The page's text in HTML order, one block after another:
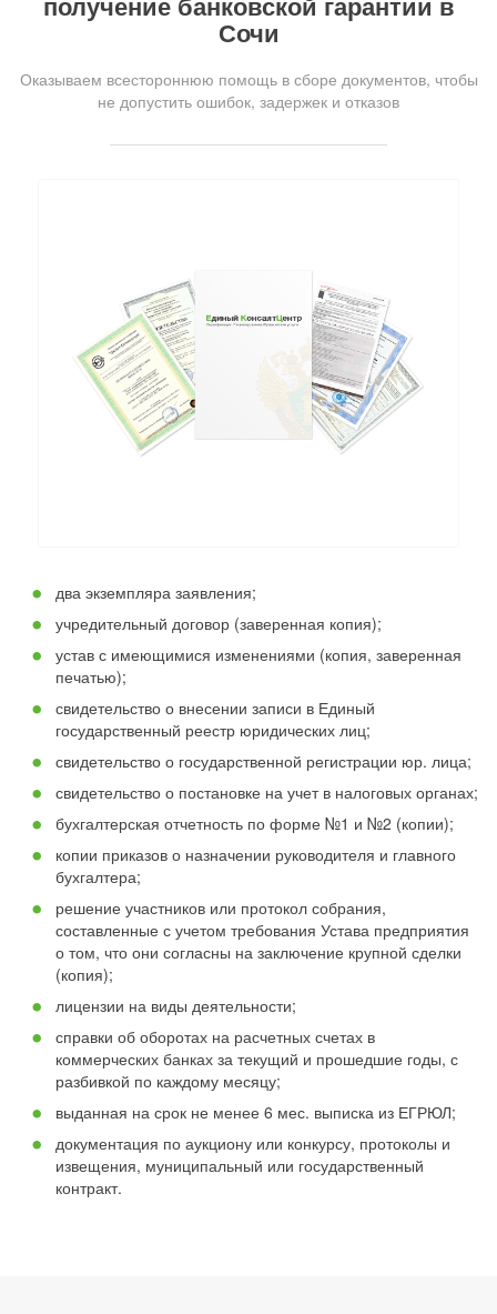
Сочи
Оказываем всестороннюю помощь в сборе документов, чтобы
не допустить ошибок, задержек и отказов
два экземпляра заявления;
учредительный договор (заверенная копия);
устав с имеющимися изменениями (копия, заверенная
печатью);
свидетельство о внесении записи в Единый
государственный реестр юридических лиц;
свидетельство о государственной регистрации юр. лица;
свидетельство о постановке на учет в налоговых органах;
бухгалтерская отчетность по форме №1 и №2 (копии);
копии приказов о назначении руководителя и главного
бухгалтера;
решение участников или протокол собрания,
составленные с учетом требования Устава предприятия
о том, что они согласны на заключение крупной сделки
(копия);
лицензии на виды деятельности;
справки об оборотах на расчетных счетах в
коммерческих банках за текущий и прошедшие годы, с
разбивкой по каждому месяцу;
выданная на срок не менее 6 мес. выписка из ЕГРЮЛ;
документация по аукциону или конкурсу, протоколы и
извещения, муниципальный или государственный
контракт.